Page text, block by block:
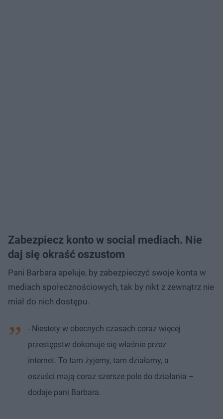
Zabezpiecz konto w social mediach. Nie
daj się okraść oszustom
Pani Barbara apeluje, by zabezpieczyć swoje konta w
mediach społecznościowych, tak by nikt z zewnątrz nie
miał do nich dostępu.
- Niestety w obecnych czasach coraz więcej
przestępstw dokonuje się właśnie przez
internet. To tam żyjemy, tam działamy, a
oszuści mają coraz szersze pole do działania –
dodaje pani Barbara.